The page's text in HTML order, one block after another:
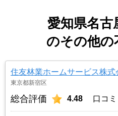
愛知県名古
のその他の
住友林業ホームサービス株式
東京都新宿区
総合評価 4.48 口コミ